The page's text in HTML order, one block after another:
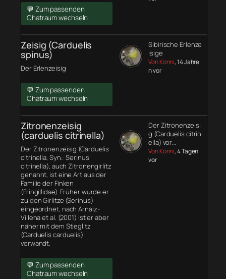
💬 Zum passenden
Chatraum wechseln
Zeisig (Carduelis
spinus)
Der Erlenzeisig
💬 Zum passenden
Chatraum wechseln
Sibirische Erlenze
isige
Von Konni, 14 Jahre
n vor
Zitronenzeisig
(carduelis citrinella)
Der Zitronenzeisig (Carduelis
citrinella, Syn.: Serinus
citrinella), auch Zitronengirlitz
genannt, ist eine Art aus der
Familie der Finken
(Fringillidae). Früher wurde er
zu den Girlitze (Serinus)
eingeordnet, nach Arnaiz-
Villena et al. (2001) ist er aber
näher mit dem Stieglitz
(Carduelis carduelis)
verwandt.
💬 Zum passenden
Chatraum wechseln
Der Zitronenzeisi
g (Carduelis citrin
ella) vor…
Von Konni, 4 Tagen
vor